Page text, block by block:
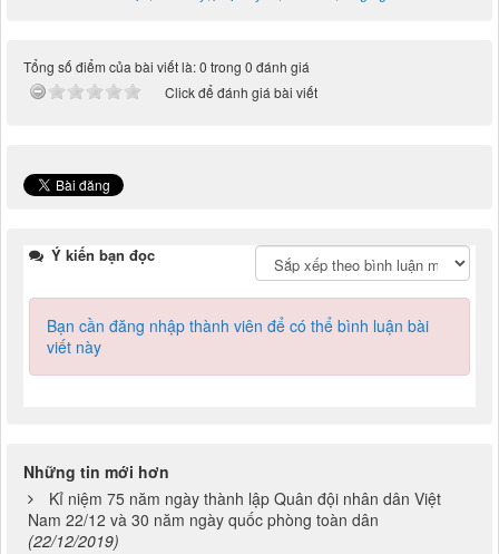
Tổng số điểm của bài viết là: 0 trong 0 đánh giá
Click để đánh giá bài viết
Ý kiến bạn đọc
Bạn cần đăng nhập thành viên để có thể bình luận bài
viết này
Những tin mới hơn
Kỉ niệm 75 năm ngày thành lập Quân đội nhân dân Việt
Nam 22/12 và 30 năm ngày quốc phòng toàn dân
(22/12/2019)